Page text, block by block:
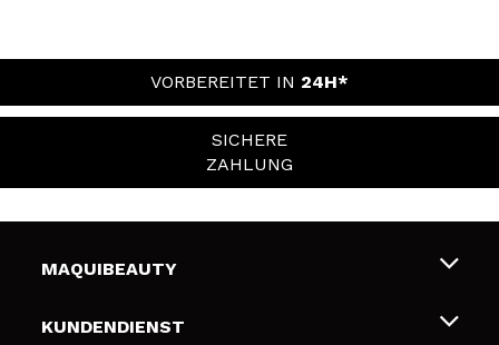
VORBEREITET IN 24H*
SICHERE
ZAHLUNG
MAQUIBEAUTY
Über uns
KUNDENDIENST